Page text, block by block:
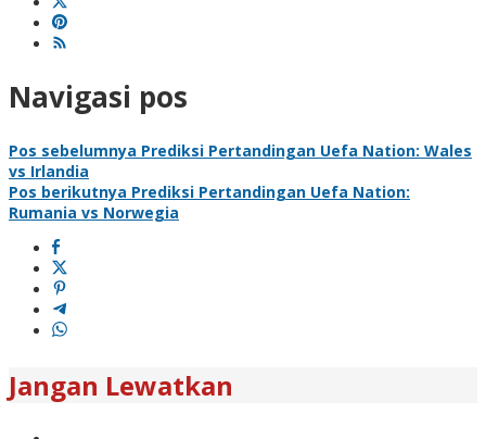
Navigasi pos
Pos sebelumnya Prediksi Pertandingan Uefa Nation: Wales
vs Irlandia
Pos berikutnya Prediksi Pertandingan Uefa Nation:
Rumania vs Norwegia
Jangan Lewatkan